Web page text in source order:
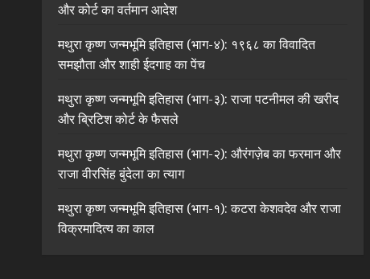
और कोर्ट का वर्तमान आदेश
मथुरा कृष्ण जन्मभूमि इतिहास (भाग-४): १९६८ का विवादित
समझौता और शाही ईदगाह का पेंच
मथुरा कृष्ण जन्मभूमि इतिहास (भाग-३): राजा पटनीमल की खरीद
और ब्रिटिश कोर्ट के फैसले
मथुरा कृष्ण जन्मभूमि इतिहास (भाग-२): औरंगज़ेब का फरमान और
राजा वीरसिंह बुंदेला का त्याग
मथुरा कृष्ण जन्मभूमि इतिहास (भाग-१): कटरा केशवदेव और राजा
विक्रमादित्य का काल